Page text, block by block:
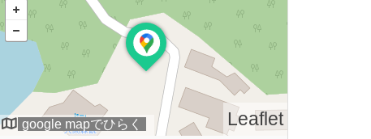
Leaflet
google mapでひらく